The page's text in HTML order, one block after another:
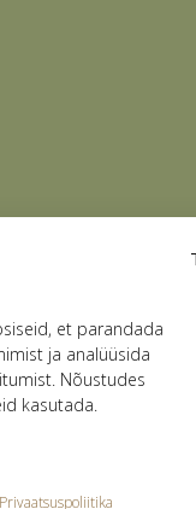
et parandada
ja analüüsida
Nõustudes
kasutada.
Privaatsuspoliitika